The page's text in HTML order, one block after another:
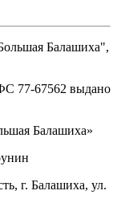
Балашиха",
‎77-67562 выдано
Балашиха»
г. Балашиха, ул.